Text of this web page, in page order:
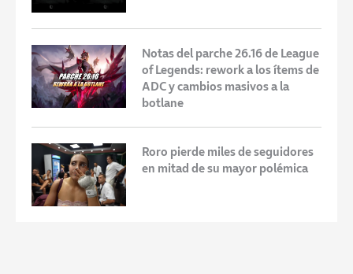
Notas del parche 26.16 de League
of Legends: rework a los ítems de
ADC y cambios masivos a la
botlane
Roro pierde miles de seguidores
en mitad de su mayor polémica